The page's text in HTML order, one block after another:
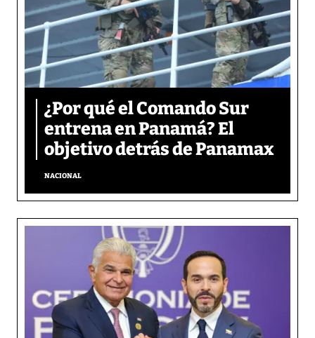
¿Por qué el Comando Sur
entrena en Panamá? El
objetivo detrás de Panamax
NACIONAL